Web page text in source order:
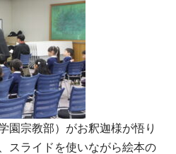
園宗教部）がお釈迦様が悟り
スライドを使いながら絵本の